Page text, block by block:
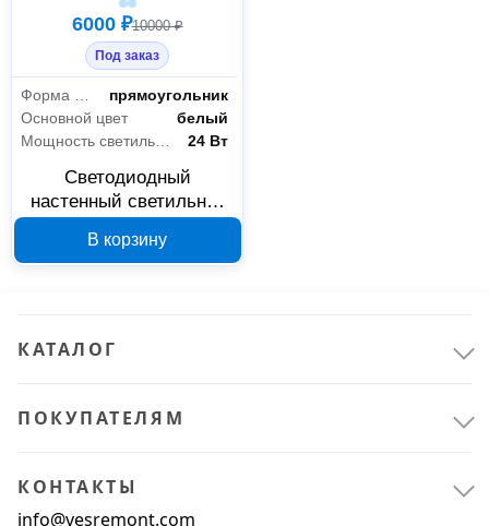
Электрика и свет
6000 ₽10000 ₽
Под заказ
прямоугольник
Основной цвет
белый
24 Вт
Светодиодный
настенный светильник
Вт 3000 К 00-00003219
В корзину
КАТАЛОГ
ПОКУПАТЕЛЯМ
КОНТАКТЫ
info@vesremont.com